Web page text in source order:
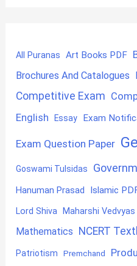
All Puranas Art Books PDF
Brochures And Catalogues
Competitive Exam
English Essay Exam
Exam Question Paper
Goswami Tulsidas
Hanuman Prasad Islamic
Lord Shiva Maharshi Vedvyas
Mathematics NCERT
Patriotism Premchand